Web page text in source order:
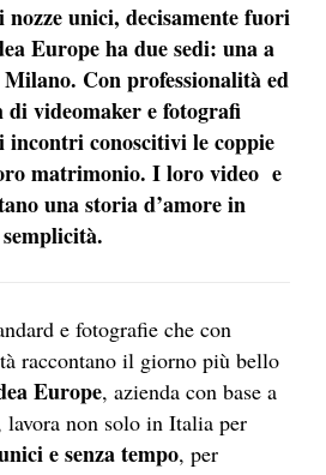
nozze unici, decisamente fuori
Europe ha due sedi: una a
Con professionalità ed
di videomaker e fotografi
incontri conoscitivi le coppie
matrimonio. I loro video e
una storia d’amore in
e fotografie che con
raccontano il giorno più bello
Europe, azienda con base a
non solo in Italia per
e senza tempo, per